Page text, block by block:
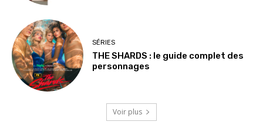
SÉRIES
THE SHARDS : le guide complet des
personnages
Voir plus